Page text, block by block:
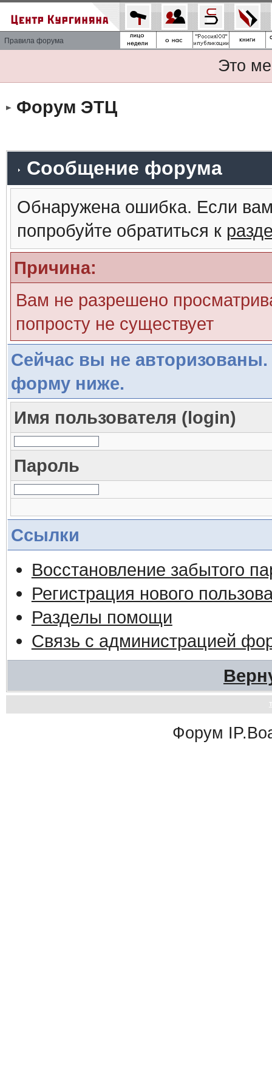
Правила форума
Это
Форум ЭТЦ
Сообщение форума
Обнаружена ошибка. Если
попробуйте обратиться к
Причина:
Вам не разрешено
попросту не существует
Сейчас вы не авторизованы.
форму ниже.
Имя пользователя (login)
Пароль
Ссылки
Восстановление забытого
Регистрация нового
Разделы помощи
Связь с администрацией
Форум